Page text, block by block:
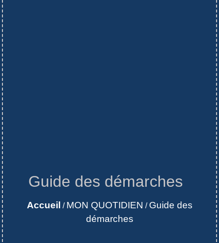
Guide des démarches
Accueil / MON QUOTIDIEN / Guide des
démarches